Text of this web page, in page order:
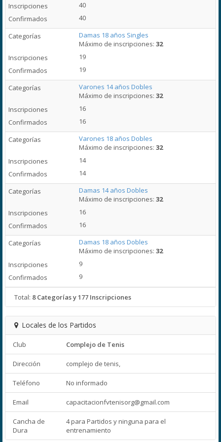
40
40
Damas 18 años Singles
Máximo de inscripciones:32
19
19
Varones 14 años Dobles
Máximo de inscripciones:32
16
16
Varones 18 años Dobles
Máximo de inscripciones:32
14
14
Damas 14 años Dobles
Máximo de inscripciones:32
16
16
Damas 18 años Dobles
Máximo de inscripciones:32
9
9
Total: 8 Categorías y 177 Inscripciones
Locales de los Partidos
Club Complejo de Tenis
Dirección complejo de tenis,
Teléfono No informado
Email capacitacionfvtenisorg@gmail.com
Cancha de
Dura
4 para Partidos y ninguna para el
entrenamiento